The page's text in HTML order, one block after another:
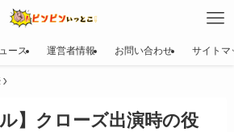
ース 運営者情報 お問い合わせ サイトマ
】クローズ出演時の役